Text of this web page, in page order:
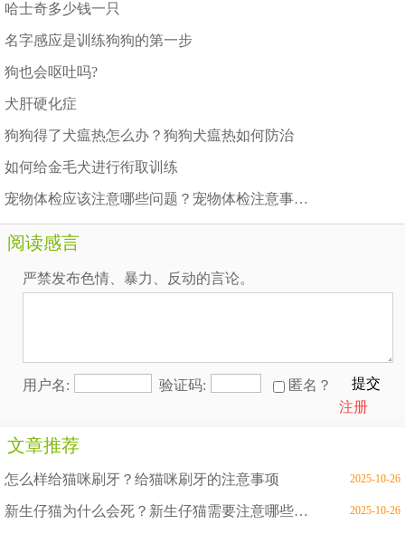
哈士奇多少钱一只
名字感应是训练狗狗的第一步
狗也会呕吐吗?
犬肝硬化症
狗狗得了犬瘟热怎么办？狗狗犬瘟热如何防治
如何给金毛犬进行衔取训练
宠物体检应该注意哪些问题？宠物体检注意事项！
阅读感言
严禁发布色情、暴力、反动的言论。
用户名: 验证码: 匿名？
提交
注册
文章推荐
怎么样给猫咪刷牙？给猫咪刷牙的注意事项 2025-10-26
新生仔猫为什么会死？新生仔猫需要注意哪些问题 2025-10-26